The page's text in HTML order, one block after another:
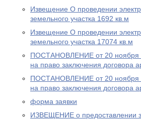
Извещение О проведении
земельного участка 1692 кв.м
Извещение О проведении
земельного участка 17074 кв.м
ПОСТАНОВЛЕНИЕ от 20 ноября
на право заключения договора
ПОСТАНОВЛЕНИЕ от 20 ноября
на право заключения договора
форма заявки
ИЗВЕЩЕНИЕ о предоставлении